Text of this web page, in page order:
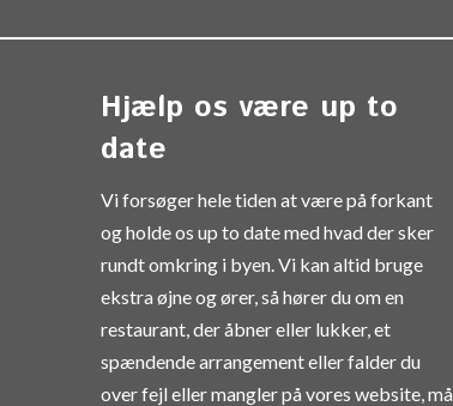
Hjælp os være up to
date
Vi forsøger hele tiden at være på forkant
og holde os up to date med hvad der sker
rundt omkring i byen. Vi kan altid bruge
ekstra øjne og ører, så hører du om en
restaurant, der åbner eller lukker, et
spændende arrangement eller falder du
over fejl eller mangler på vores website, må